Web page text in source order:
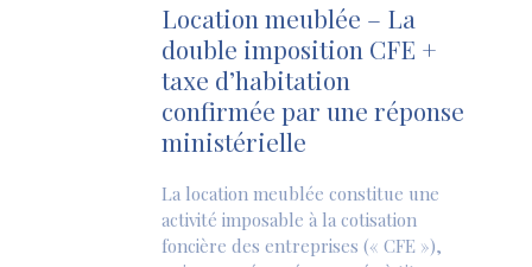
Location meublée – La
double imposition CFE +
taxe d’habitation
confirmée par une réponse
ministérielle
La location meublée constitue une
activité imposable à la cotisation
foncière des entreprises (« CFE »),